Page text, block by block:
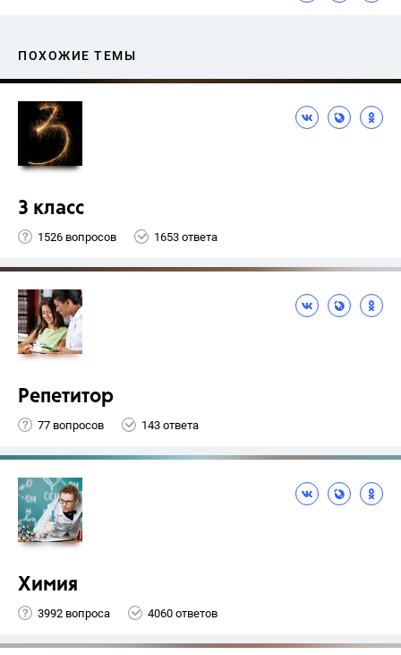
ПОХОЖИЕ ТЕМЫ
3 класс
1526 вопросов 1653 ответа
Репетитор
77 вопросов 143 ответа
Химия
3992 вопроса 4060 ответов